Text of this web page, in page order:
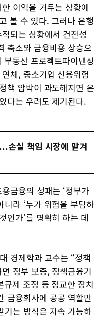
이익을 거두는 상황에
볼 수 있다. 그러나 은행
되는 상황에서 건전성
축소와 금융비용 상승으
동산 프로젝트파이낸싱
체, 중소기업 신용위험
책 압박이 과도해지면 은
다는 우려도 제기된다.
손실 책임 시장에 맡겨
금융의 성패는 ‘정부가
니라 ‘누가 위험을 부담하
인가’를 명확히 하는 데
경제학과 교수는 “정책
정부 보증, 정책금융기
제 조정 등 정교한 장치
금융회사에 공공 역할만
기는 방식은 지속 가능하